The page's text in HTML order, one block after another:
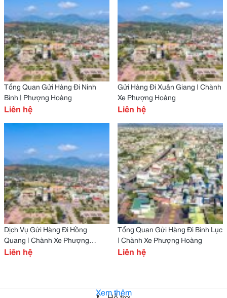
Tổng Quan Gửi Hàng Đi Ninh
Bình | Phượng Hoàng
Liên hệ
Gửi Hàng Đi Xuân Giang | Chành
Xe Phượng Hoàng
Liên hệ
Dịch Vụ Gửi Hàng Đi Hồng
Quang | Chành Xe Phượng
Hoàng
Liên hệ
Tổng Quan Gửi Hàng Đi Bình Lục
| Chành Xe Phượng Hoàng
Liên hệ
Xem thêm